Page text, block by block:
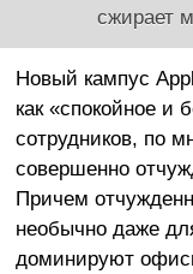
сжирает
Новый кампус
как «спокойное и
сотрудников, по
совершенно
Причем
необычно даже
доминируют